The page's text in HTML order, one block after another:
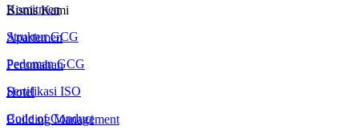
Komitmen
Struktur GCG
Pedoman GCG
Sertifikasi ISO
Code of Conduct
Bisnis Kami
Apartemen
Perumahan
Hotel
Building Management